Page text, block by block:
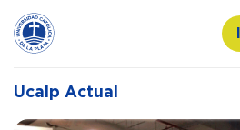
Ucalp Actual